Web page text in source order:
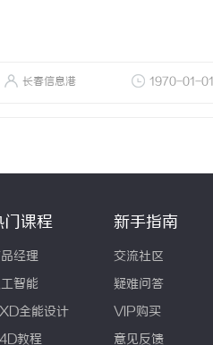
长春信息港 1970-01-01
门课程
经理
智能
全能设计
教程
新手指南
交流社区
疑难问答
VIP购买
意见反馈